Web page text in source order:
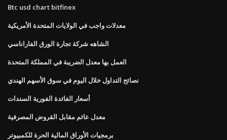
Btc usd chart bitfinex
معدلات واجب في الولايات المتحدة الأمريكية
الشاهه شركة تجارة الورق الفاراناسي
العمل بها معدل الضريبة في المملكة المتحدة
نصائح التداول خلال اليوم في سوق الأسهم الهندي
أسعار الفائدة الفورية السندات
معدل عائم مقابل القروض المصرفية
برمجيات الأوراق المالية الحرة للكمبيوتر